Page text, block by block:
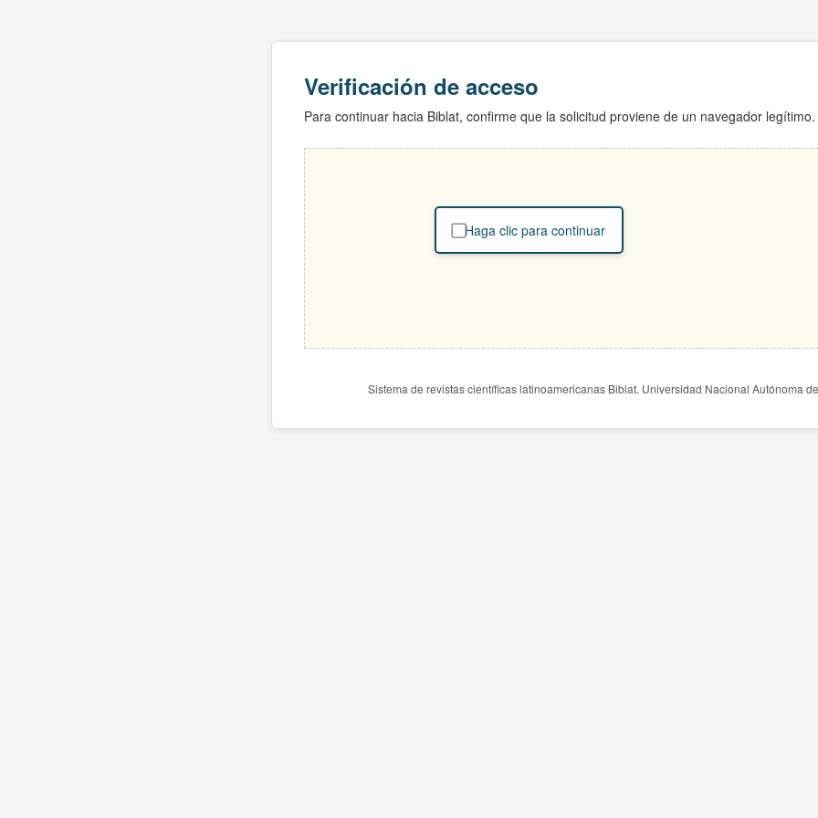
Verificación de acceso
Para continuar hacia Biblat, confirme que la solicitud proviene de un navegador legítimo.
Haga clic para continuar
Sistema de revistas científicas latinoamericanas Biblat. Universidad Nacional Autónoma